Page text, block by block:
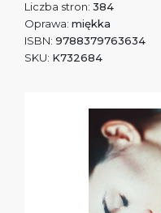
Liczba stron: 384
Oprawa: miękka
ISBN: 9788379763634
SKU: K732684